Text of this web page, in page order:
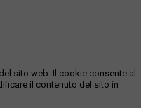
sito web. Il cookie consente al
il contenuto del sito in